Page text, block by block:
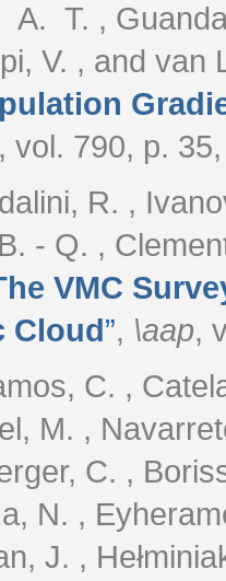
A. T. ,
V. , and
vol. 790, p.
R. ,
- Q. ,
VMC
Cloud”, \aap,
C. ,
M. ,
C. ,
N. ,
J. ,